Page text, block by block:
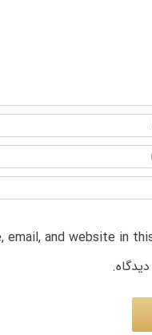
email, and website in